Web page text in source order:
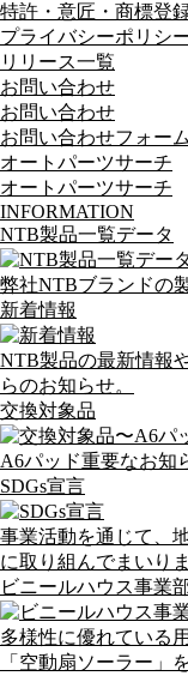
特許・意匠・商標登
プライバシーポリシ
リリース一覧
お問い合わせ
お問い合わせ
お問い合わせフォーム
オートパーツサーチ
オートパーツサーチ
INFORMATION
NTB製品一覧データ
弊社NTBブランドの
新着情報
NTB製品の最新情報
らのお知らせ。
交換対象品
A6パッド重要なお知
SDGs宣言
事業活動を通じて、
に取り組んでまいりま
ビニールハウス事業
多様性に優れている
「空動扇ソーラー」